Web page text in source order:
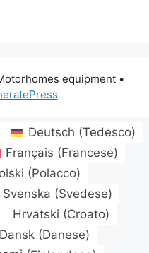
equipment•
Deutsch (Tedesco)
Français (Francese)
(Polacco)
Svenska (Svedese)
Hrvatski (Croato)
Dansk (Danese)